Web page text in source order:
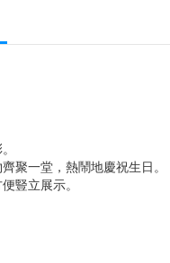
聚一堂，熱鬧地慶祝生日。
豎立展示。